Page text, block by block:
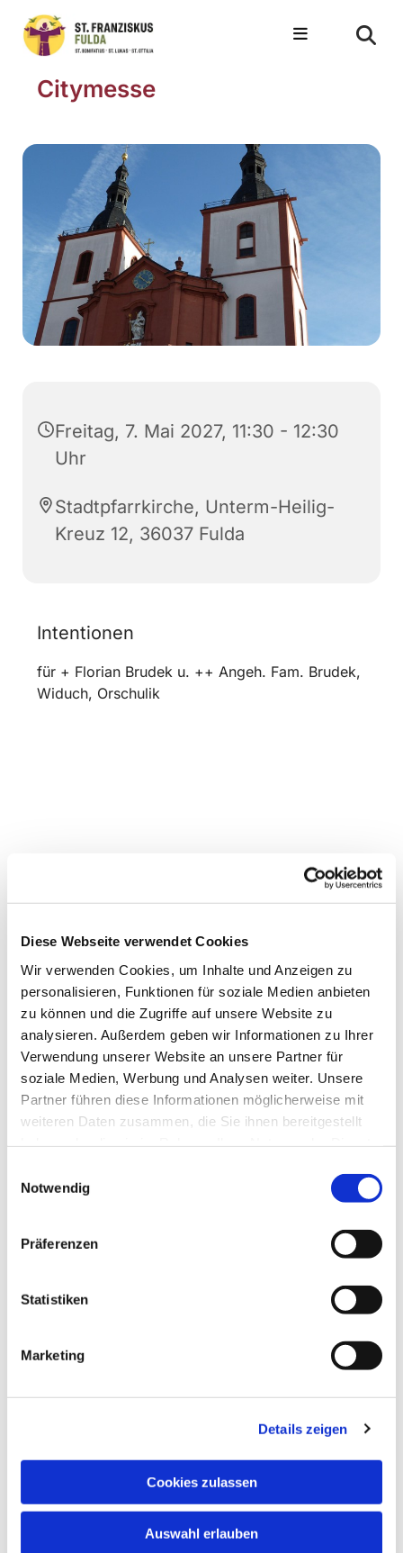
Diese Webseite verwendet Cookies
Wir verwenden Cookies, um Inhalte und Anzeigen zu
personalisieren, Funktionen für soziale Medien anbieten
zu können und die Zugriffe auf unsere Website zu
analysieren. Außerdem geben wir Informationen zu Ihrer
Verwendung unserer Website an unsere Partner für
soziale Medien, Werbung und Analysen weiter. Unsere
Partner führen diese Informationen möglicherweise mit
weiteren Daten zusammen, die Sie ihnen bereitgestellt
Notwendig
Präferenzen
Statistiken
Marketing
Details zeigen
Cookies zulassen
Auswahl erlauben
Citymesse
Freitag, 7. Mai 2027, 11:30 - 12:30
Uhr
Stadtpfarrkirche, Unterm-Heilig-
Kreuz 12, 36037 Fulda
Intentionen
für + Florian Brudek u. ++ Angeh. Fam. Brudek,
Widuch, Orschulik
Dies könnte Sie auch
interessieren